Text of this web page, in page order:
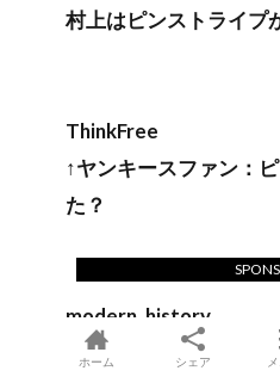
村上はピンストライプ
ThinkFree
↑ヤンキースファン：
た？
modern_history
ホワイトソックスサブ
ホーム シェア